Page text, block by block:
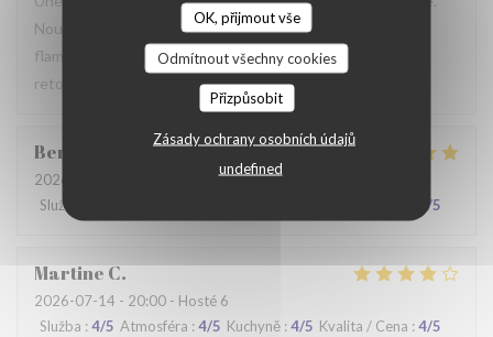
OK, přijmout vše
Odmítnout všechny cookies
Přizpůsobit
Zásady ochrany osobních údajů
undefined
Nous avons apprécié notre déjeuner (moule, carbonade,
flamiche au maroilles, etc) et le service. Pourquoi pas y
retourner lors d'un prochaine passage à Lilles.
Benjamin
2026-07-19
- 12:30 - Hosté 2
Služba
/5
MartineC
2026-07-14 - 20:00 - Hosté 6
Služba : 4/5 Atmosféra : 4/5 Kuchyně : 4/5 Kvalita / Cena : 4/5